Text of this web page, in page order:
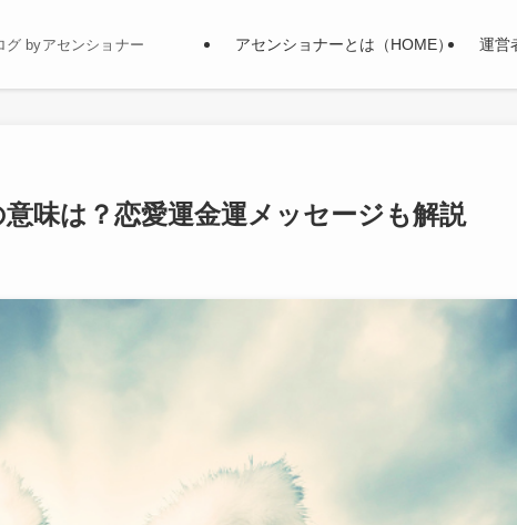
グ byアセンショナー アセンショナーとは（HOME） 運営
味は？恋愛運金運メッセージも解説